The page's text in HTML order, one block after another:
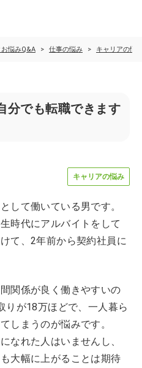
悩みQ&A 仕事の悩み キャリアの悩
分でも転職できます
キャリアの悩み
して働いている男です。
時代にアルバイトをして
て、2年前から契約社員に
関係が良く働きやすいの
りが18万ほどで、一人暮ら
しまうのが悩みです。
なれた人はいませんし、
大幅に上がることは期待